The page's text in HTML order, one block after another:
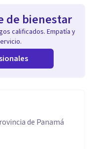
de bienestar
calificados. Empatía y
de Panamá